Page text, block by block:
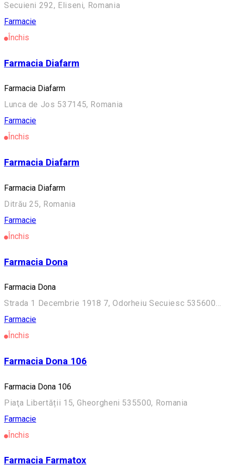
Secuieni 292, Eliseni, Romania
Farmacie
Închis
Farmacia Diafarm
Farmacia Diafarm
Lunca de Jos 537145, Romania
Farmacie
Închis
Farmacia Diafarm
Farmacia Diafarm
Ditrău 25, Romania
Farmacie
Închis
Farmacia Dona
Farmacia Dona
Strada 1 Decembrie 1918 7, Odorheiu Secuiesc 535600, Romania
Farmacie
Închis
Farmacia Dona 106
Farmacia Dona 106
Piaţa Libertății 15, Gheorgheni 535500, Romania
Farmacie
Închis
Farmacia Farmatox